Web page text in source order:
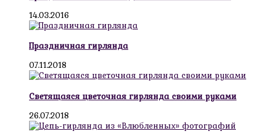
14.03.2016
Праздничная гирлянда
07.11.2018
Светящаяся цветочная гирлянда своими руками
26.07.2018